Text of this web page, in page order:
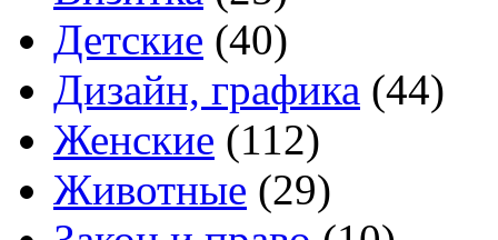
Детские (40)
Дизайн, графика (44)
Женские (112)
Животные (29)